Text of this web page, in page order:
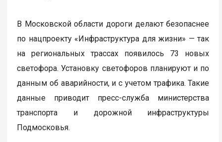
В Московской области дороги делают безопаснее
по нацпроекту «Инфраструктура для жизни» — так
на региональных трассах появилось 73 новых
светофора. Установку светофоров планируют и по
данным об аварийности, и с учетом трафика. Такие
данные приводит пресс-служба министерства
транспорта и дорожной инфраструктуры
Подмосковья.